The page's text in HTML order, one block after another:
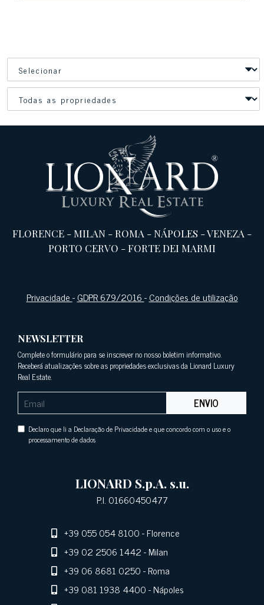
FLORENCE -MILAN -ROMA -NÁPOLES -VENEZA -
PORTO CERVO -FORTE DEI MARMI
Privacidade-GDPR 679/2016-Condições de utilização
NEWSLETTER
Complete o formulário para se inscrever no nosso boletim informativo.
Receberá atualizações sobre as propriedades exclusivas da Lionard Luxury
Real Estate.
ENVIO
Declaro que li a Declaração de Privacidade e que concordo com o uso e o
processamento de dados
LIONARD S.p.A. s.u.
P.I. 01660450477
+39 055 054 8100- Florence
+39 02 2506 1442- Milan
+39 06 8681 0250- Roma
+39 081 1938 4400- Nápoles